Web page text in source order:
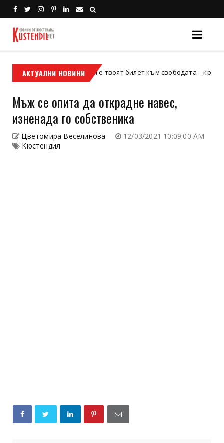
АКТУАЛНИ НОВИНИ
кросов мотор Кой е твоят билет към свободата – кросовият
Мъж се опита да открадне навес,
изненада го собственика
Цветомира Веселинова
12/03/2021 10:09:00 AM
Кюстендил